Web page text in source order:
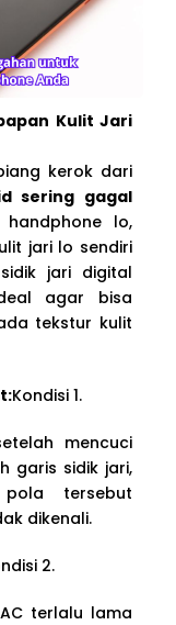
Kulit Jari
kerok dari
sering gagal
lo,
jari lo sendiri
jari digital
agar bisa
tekstur kulit
Kondisi 1.
mencuci
garis sidik jari,
tersebut
dikenali.
2.
terlalu lama